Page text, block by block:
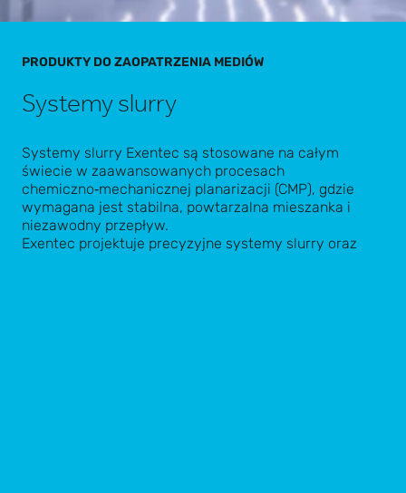
PRODUKTY DO ZAOPATRZENIA MEDIÓW
Systemy slurry
Systemy slurry Exentec są stosowane na całym
świecie w zaawansowanych procesach
chemiczno‑mechanicznej planarizacji (CMP), gdzie
wymagana jest stabilna, powtarzalna mieszanka i
niezawodny przepływ.
Exentec projektuje precyzyjne systemy slurry oraz